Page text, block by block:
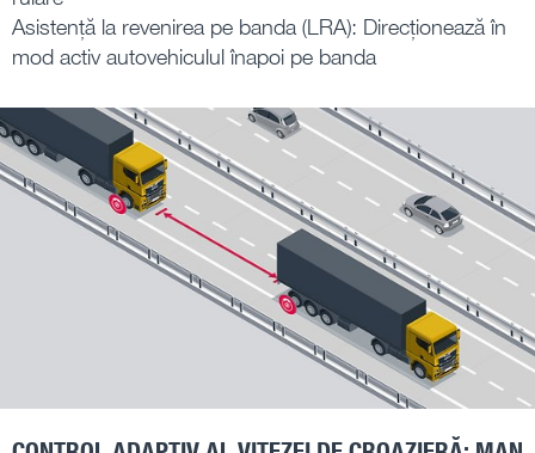
Asistență la revenirea pe banda (LRA): Direcționează în
mod activ autovehiculul înapoi pe banda